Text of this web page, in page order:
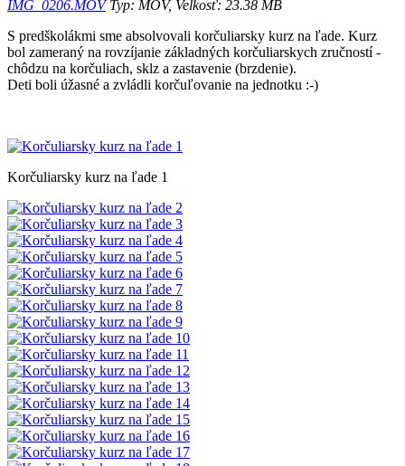
IMG_0206.MOVTyp: MOV, Velkosť: 23.38 MB
S predškolákmi sme absolvovali korčuliarsky kurz na ľade. Kurz
bol zameraný na rovzíjanie základných korčuliarskych zručností -
chôdzu na korčuliach, sklz a zastavenie (brzdenie).
Deti boli úžasné a zvládli korčuľovanie na jednotku :-)
Korčuliarsky kurz na ľade 1